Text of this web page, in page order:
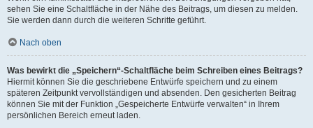
sehen Sie eine Schaltfläche in der Nähe des Beitrags, um diesen zu melden.
Sie werden dann durch die weiteren Schritte geführt.
Nach oben
Was bewirkt die „Speichern“-Schaltfläche beim Schreiben eines Beitrags?
Hiermit können Sie die geschriebene Entwürfe speichern und zu einem
späteren Zeitpunkt vervollständigen und absenden. Den gesicherten Beitrag
können Sie mit der Funktion „Gespeicherte Entwürfe verwalten“ in Ihrem
persönlichen Bereich erneut laden.